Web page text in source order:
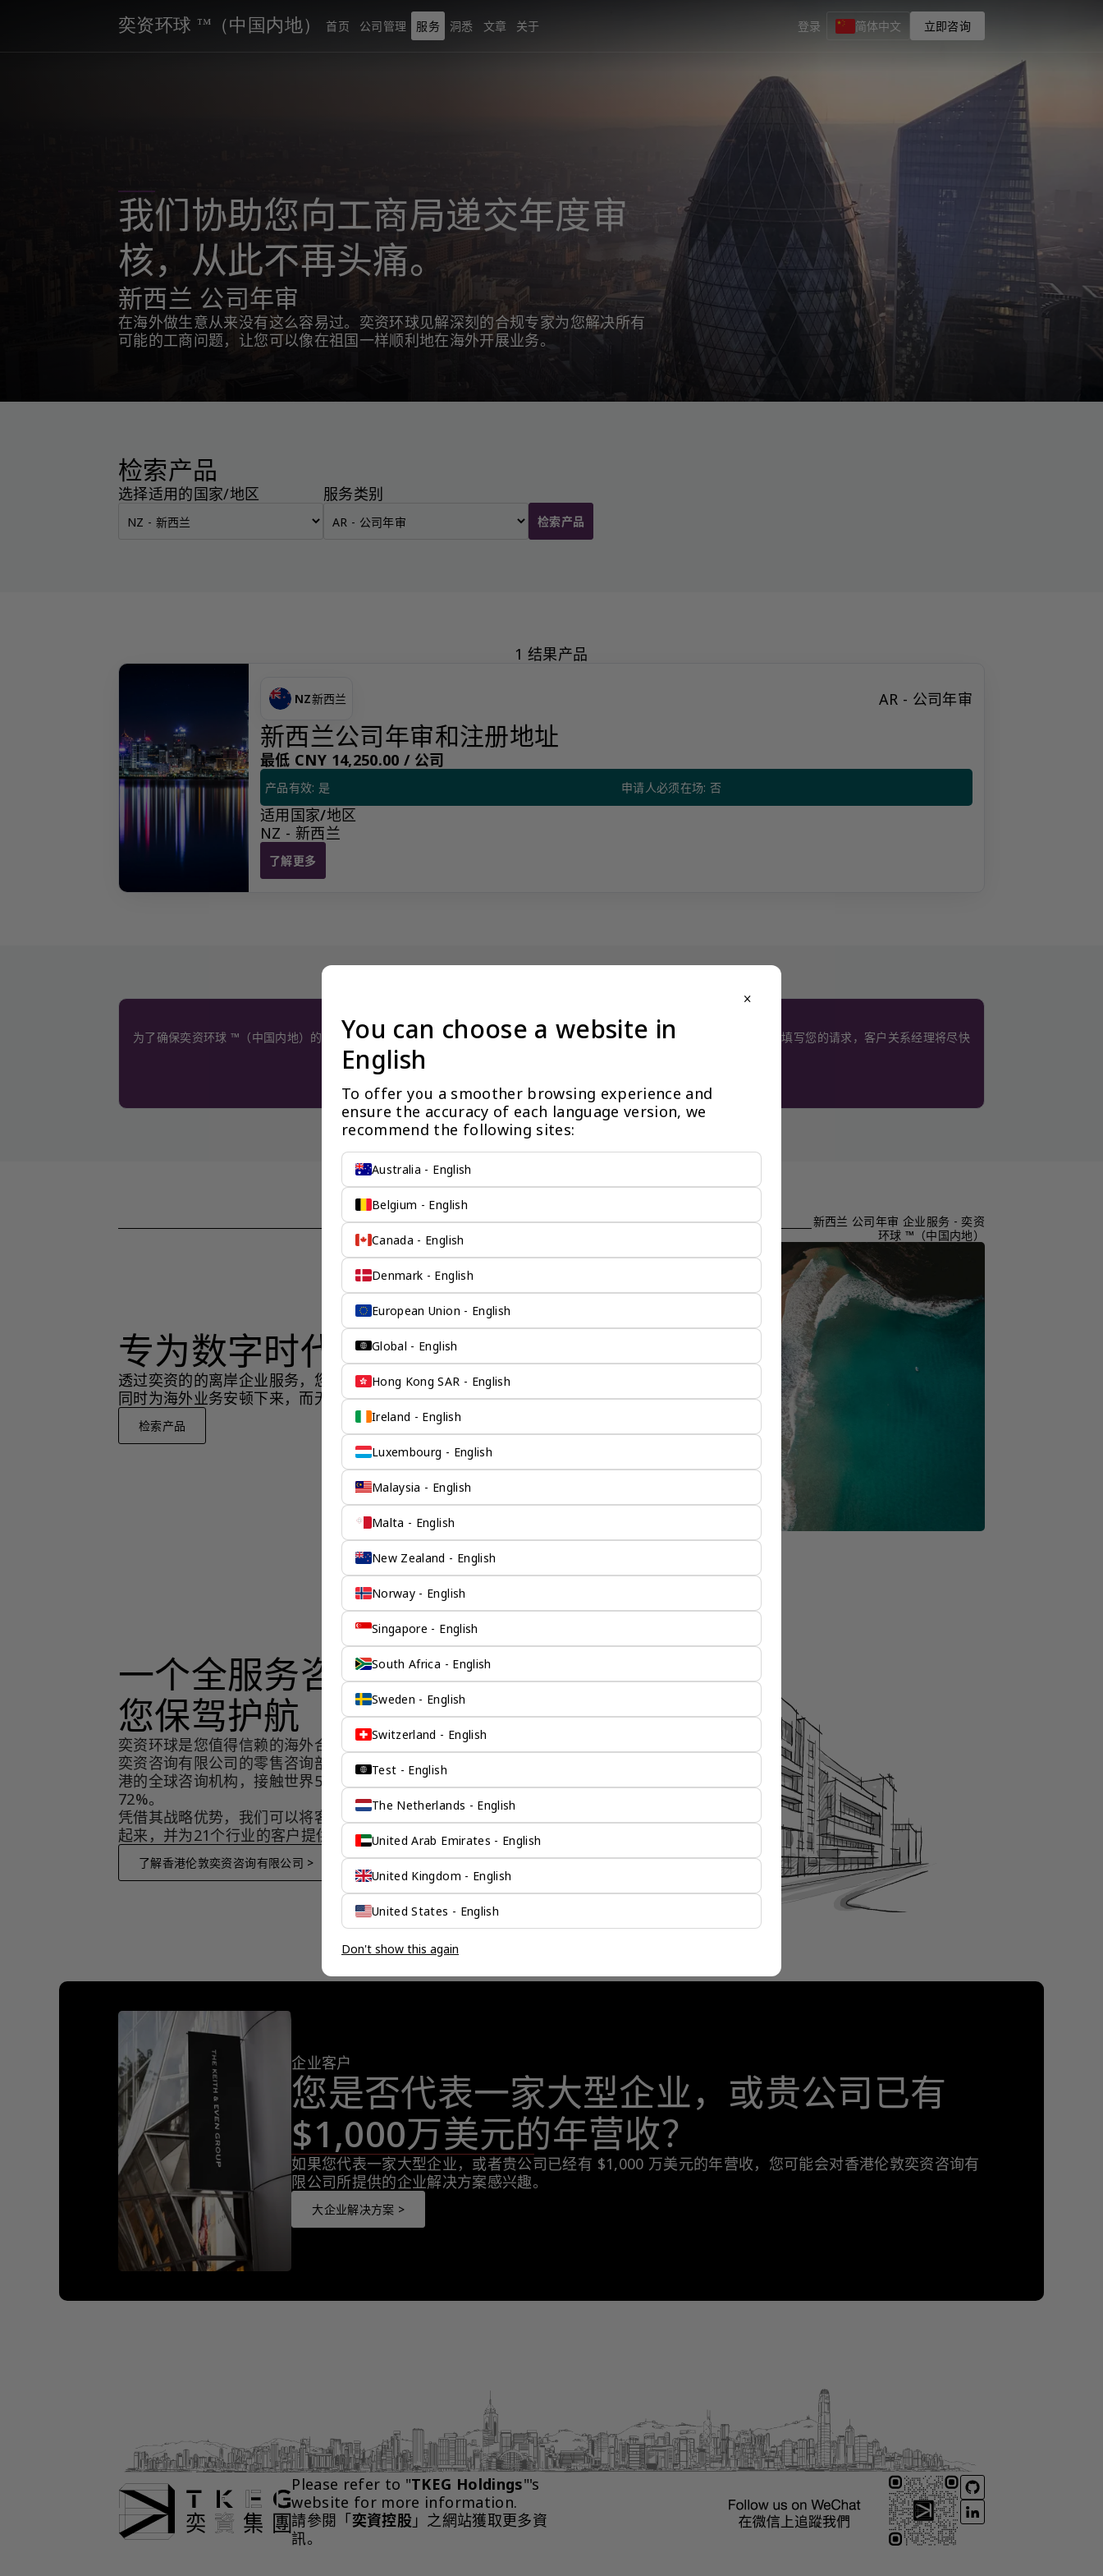
奕资环球 ™（中国内地） 首页 公司管理 服务 洞悉 文章 关于 登录 简体中文 立即咨询
我们协助您向工商局递交年度审
核，从此不再头痛。
新西兰 公司年审
在海外做生意从来没有这么容易过。奕资环球见解深刻的合规专家为您解决所有
可能的工商问题，让您可以像在祖国一样顺利地在海外开展业务。
检索产品
选择适用的国家/地区 服务类别
检索产品
1 结果产品
NZ新西兰 AR - 公司年审
新西兰公司年审和注册地址
最低 CNY 14,250.00 / 公司
产品有效: 是 申请人必须在场: 否
适用国家/地区
NZ - 新西兰
了解更多
新西兰公司年审和注册地址
没有看到阁下期望的产品？更多产品信息可应要求提供。
为了确保奕资环球 ™（中国内地）的服务质量标准，我们限制某些产品公开展示，以避免混淆和不道德的竞争。请使用此表格填写您的请求，客户关系经理将尽快
新西兰 公司年审 企业服务 - 奕资
环球 ™（中国内地）
专为数字时代而设计
透过奕资的的离岸企业服务，您可以在本国工作和生活，
同时为海外业务安顿下来，而无需在整个过程中出国。
检索产品
一个全服务咨询公司为
您保驾护航
奕资环球是您值得信赖的海外合作伙伴。我们是香港伦敦
奕资咨询有限公司的零售咨询部门，这是一家总部位于香
港的全球咨询机构，接触世界50个市场，约占全球GDP的
72%。
凭借其战略优势，我们可以将客户与全球市场的机遇联系
起来，并为21个行业的客户提供服务。
了解香港伦敦奕资咨询有限公司 >
企业客户
您是否代表一家大型企业，或贵公司已有
$1,000万美元的年营收？
如果您代表一家大型企业，或者贵公司已经有 $1,000 万美元的年营收，您可能会对香港伦敦奕资咨询有
限公司所提供的企业解决方案感兴趣。
大企业解决方案 >
close
You can choose a website in
English
To offer you a smoother browsing experience and
ensure the accuracy of each language version, we
recommend the following sites:
Australia - English
Belgium - English
Canada - English
Denmark - English
European Union - English
Global - English
Hong Kong SAR - English
Ireland - English
Luxembourg - English
Malaysia - English
Malta - English
New Zealand - English
Norway - English
Singapore - English
South Africa - English
Sweden - English
Switzerland - English
Test - English
The Netherlands - English
United Arab Emirates - English
United Kingdom - English
United States - English
Don't show this again
Please refer to "TKEG Holdings"'s
website for more information.
請參閱「奕資控股 」之網站獲取更多資
訊。